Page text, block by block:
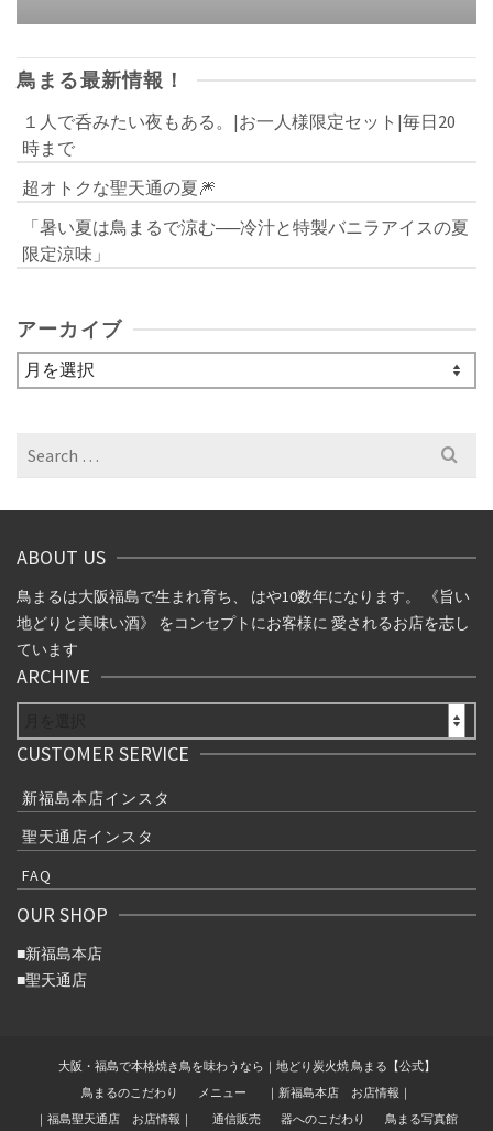
鳥まる最新情報！
１人で呑みたい夜もある。|お一人様限定セット|毎日20
時まで
超オトクな聖天通の夏🎆
「暑い夏は鳥まるで涼む──冷汁と特製バニラアイスの夏
限定涼味」
アーカイブ
ア
ー
ブ
Search
ABOUT US
鳥まるは大阪福島で生まれ育ち、 はや10数年になります。 《旨い
地どりと美味い酒》 をコンセプトにお客様に 愛されるお店を志し
ています
ARCHIVE
CUSTOMER SERVICE
新福島本店インスタ
聖天通店インスタ
FAQ
OUR SHOP
■新福島本店
■聖天通店
大阪・福島で本格焼き鳥を味わうなら｜地どり炭火焼 鳥まる【公式】
鳥まるのこだわり
メニュー
｜新福島本店 お店情報｜
｜福島聖天通店 お店情報｜
通信販売 器へのこだわり 鳥まる写真館